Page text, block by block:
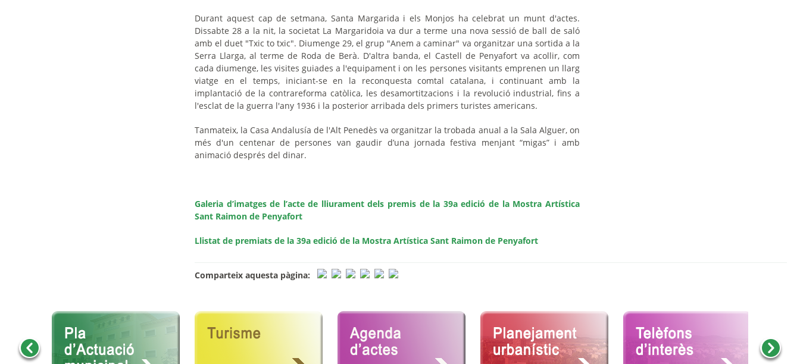
Durant aquest cap de setmana, Santa Margarida i els Monjos ha celebrat un munt d'actes.
Dissabte 28 a la nit, la societat La Margaridoia va dur a terme una nova sessió de ball de saló
amb el duet "Txic to txic". Diumenge 29, el grup "Anem a caminar" va organitzar una sortida a la
Serra Llarga, al terme de Roda de Berà. D'altra banda, el Castell de Penyafort va acollir, com
cada diumenge, les visites guiades a l'equipament i on les persones visitants emprenen un llarg
viatge en el temps, iniciant-se en la reconquesta comtal catalana, i continuant amb la
implantació de la contrareforma catòlica, les desamortitzacions i la revolució industrial, fins a
l'esclat de la guerra l'any 1936 i la posterior arribada dels primers turistes americans.
Tanmateix, la Casa Andalusía de l'Alt Penedès va organitzar la trobada anual a la Sala Alguer, on
més d'un centenar de persones van gaudir d’una jornada festiva menjant “migas” i amb
animació després del dinar.
Galeria d’imatges de l’acte de lliurament dels premis de la 39a edició de la Mostra Artística
Sant Raimon de Penyafort
Llistat de premiats de la 39a edició de la Mostra Artística Sant Raimon de Penyafort
Comparteix aquesta pàgina: